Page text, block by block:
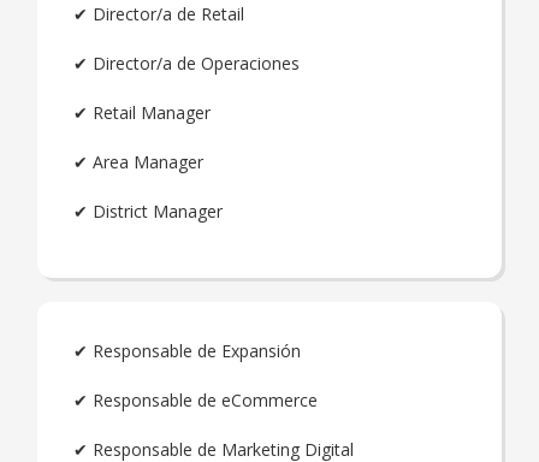
✔ Director/a de Retail
✔ Director/a de Operaciones
✔ Retail Manager
✔ Area Manager
✔ District Manager
✔ Responsable de Expansión
✔ Responsable de eCommerce
✔ Responsable de Marketing Digital